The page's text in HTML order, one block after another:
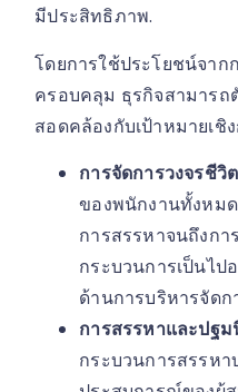
มีประสิทธิภาพ.
โดยการใช้ประโยชน์จาก
ครอบคลุม ธุรกิจสามาร
สอดคล้องกับเป้าหมายเชิ
การจัดการวงจรชีวิ
ของพนักงานทั้งหม
การสรรหาจนถึงกา
กระบวนการเป็นไป
ด้านการบริหารจัดก
การสรรหาและปฐ
กระบวนการสรรห